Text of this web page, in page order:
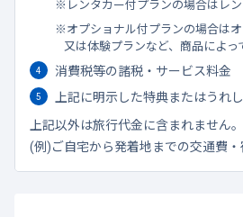
レンタカー付プランの場合はレ
オプショナル付プランの場合は
又は体験プランなど、商品によっ
消費税等の諸税・サービス料金
上記に明示した特典またはうれ
上記以外は旅行代金に含まれません。
(例)ご自宅から発着地までの交通費